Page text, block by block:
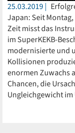
25.03.2019
Japan: Seit
Zeit misst das
im SuperKEKB-
modernisierte und
Kollisionen
enormen Zuwachs
Chancen, die
Ungleichgewicht